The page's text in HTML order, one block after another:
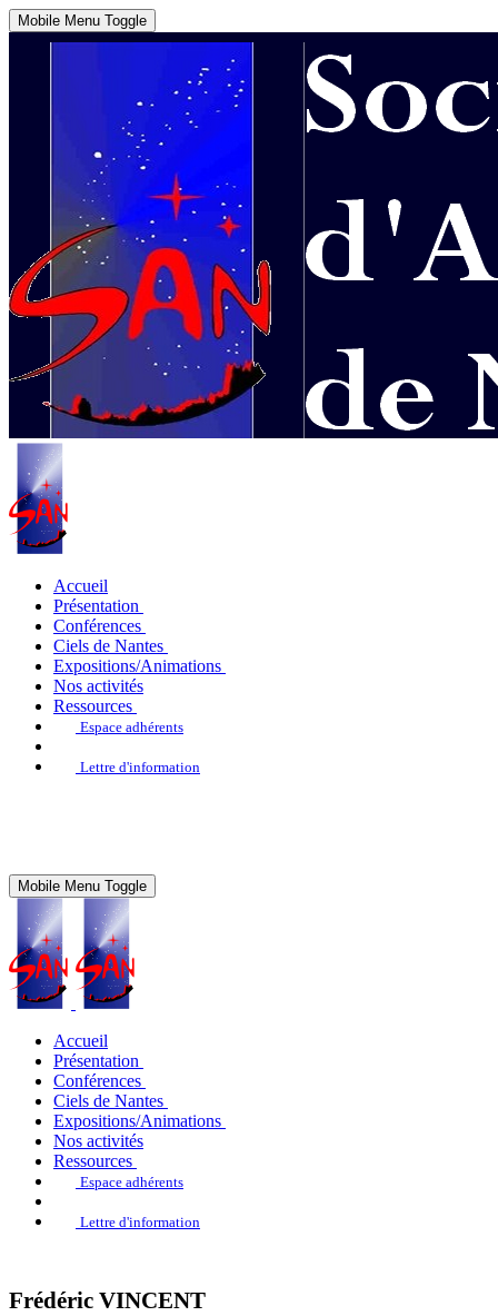
Mobile Menu Toggle
Accueil
Présentation
Conférences
Ciels de Nantes
Expositions/Animations
Nos activités
Ressources
Espace adhérents
Lettre d'information
Mobile Menu Toggle
Accueil
Présentation
Conférences
Ciels de Nantes
Expositions/Animations
Nos activités
Ressources
Espace adhérents
Lettre d'information
Frédéric VINCENT